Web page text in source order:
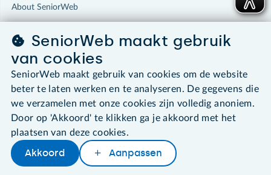
Later lezenDelen
About SeniorWeb
SeniorWeb maakt gebruik
van cookies
SeniorWeb maakt gebruik van cookies om de website
beter te laten werken en te analyseren. De gegevens die
we verzamelen met onze cookies zijn volledig anoniem.
Door op 'Akkoord' te klikken ga je akkoord met het
plaatsen van deze cookies.
Akkoord Aanpassen